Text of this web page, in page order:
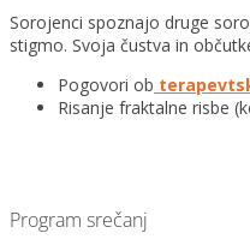
Sorojenci spoznajo druge
stigmo. Svoja čustva in
Pogovori ob
Risanje fraktalne risbe
Program srečanj